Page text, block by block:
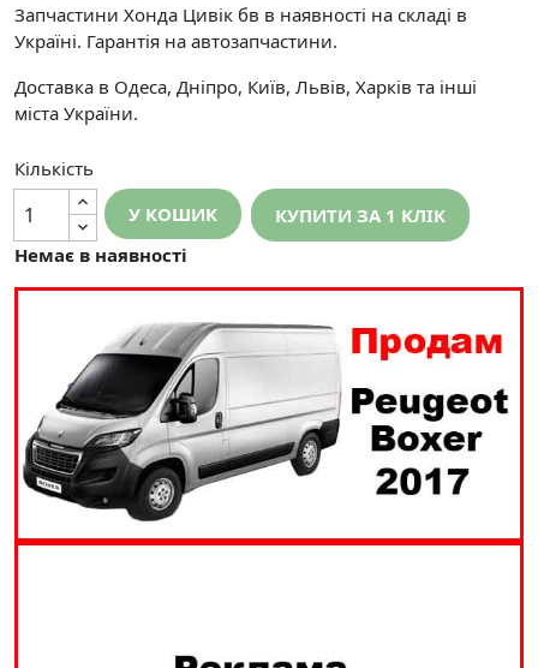
Запчастини Хонда Цивік бв в наявності на складі в
Україні. Гарантія на автозапчастини.
Доставка в Одеса, Дніпро, Київ, Львів, Харків та інші
міста України.
Кількість
У КОШИК
КУПИТИ ЗА 1 КЛIК
Немає в наявності